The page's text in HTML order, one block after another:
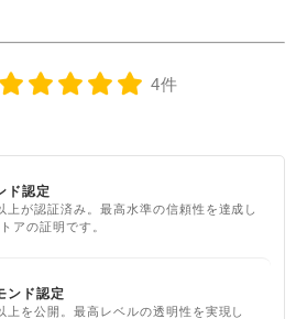
クが明るく優しい雰囲気に
スリトップ コー
ラルピンク ＃シサムと暮ら
ッション
4件
ド認定
上が認証済み。最高水準の信頼性を達成し
アの証明です。
ンド認定
上を公開。最高レベルの透明性を実現し